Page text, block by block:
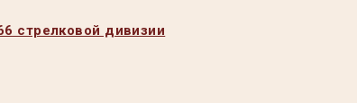
стрелковой дивизии